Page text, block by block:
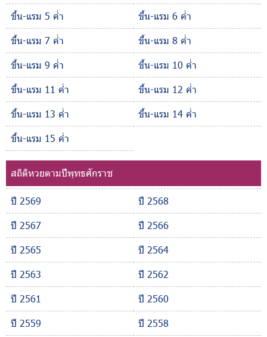
ขึ้น-แรม 5 ค่ำ
ขึ้น-แรม 6 ค่ำ
ขึ้น-แรม 7 ค่ำ
ขึ้น-แรม 8 ค่ำ
ขึ้น-แรม 9 ค่ำ
ขึ้น-แรม 10 ค่ำ
ขึ้น-แรม 11 ค่ำ
ขึ้น-แรม 12 ค่ำ
ขึ้น-แรม 13 ค่ำ
ขึ้น-แรม 14 ค่ำ
ขึ้น-แรม 15 ค่ำ
สถิติหวยตามปีพุทธศักราช
ปี 2569
ปี 2568
ปี 2567
ปี 2566
ปี 2565
ปี 2564
ปี 2563
ปี 2562
ปี 2561
ปี 2560
ปี 2559
ปี 2558